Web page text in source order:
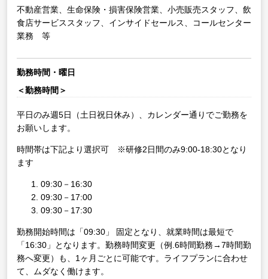
不動産営業、生命保険・損害保険営業、小売販売スタッフ、飲
食店サービススタッフ、インサイドセールス、コールセンター
業務 等
勤務時間・曜日
＜勤務時間＞
平日のみ週5日（土日祝日休み）、カレンダー通りでご勤務を
お願いします。
時間帯は下記より選択可 ※研修2日間のみ9:00-18:30となり
ます
09:30－16:30
09:30－17:00
09:30－17:30
勤務開始時間は「09:30」 固定となり、就業時間は最短で
「16:30」となります。勤務時間変更（例.6時間勤務→7時間勤
務へ変更）も、1ヶ月ごとに可能です。ライフプランに合わせ
て、ムダなく働けます。